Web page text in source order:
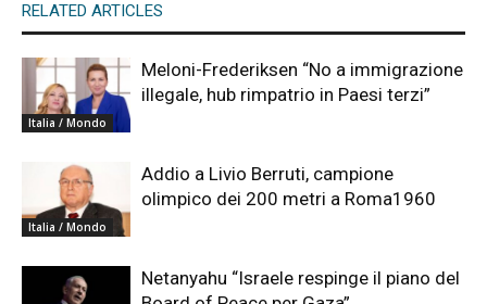
RELATED ARTICLES
Italia / Mondo
Meloni-Frederiksen “No a immigrazione
illegale, hub rimpatrio in Paesi terzi”
Italia / Mondo
Addio a Livio Berruti, campione
olimpico dei 200 metri a Roma1960
Netanyahu “Israele respinge il piano del